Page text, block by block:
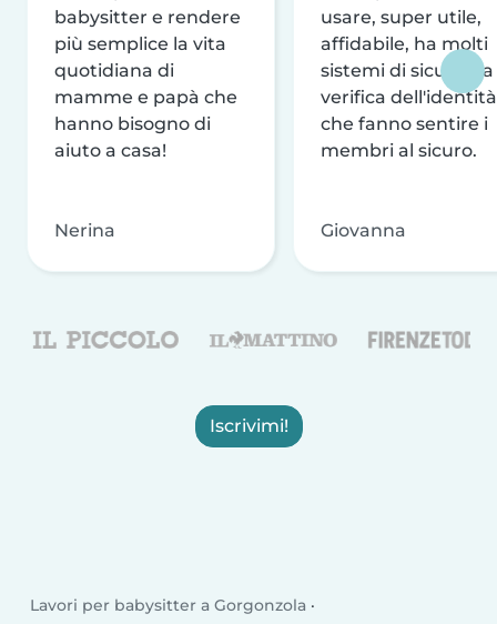
babysitter e rendere
più semplice la vita
quotidiana di
mamme e papà che
hanno bisogno di
aiuto a casa!
Nerina
usare, super utile,
affidabile, ha molti
sistemi di sicurezza
verifica dell'identità
che fanno sentire i
membri al sicuro.
Giovanna
Iscrivimi!
Lavori per babysitter a Gorgonzola